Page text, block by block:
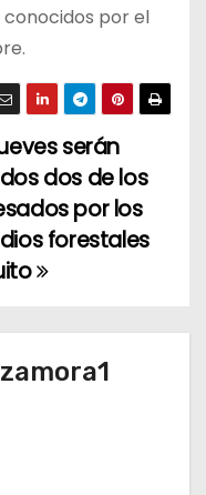
conocidos por el
serán
dos de los
por los
forestales